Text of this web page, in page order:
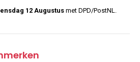
12 Augustusmet DPD/PostNL.